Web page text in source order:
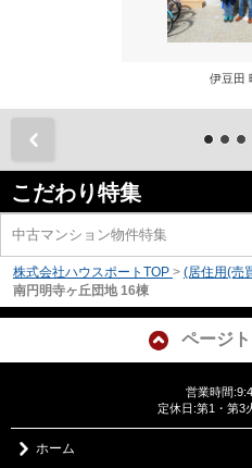
伊豆田
こだわり特集
中古マンション物件特集
株式会社ハウスポートTOP > (居住用(売
南円明寺ヶ丘団地 16棟
ページ
営業時間
定休日:第1・第3
ホーム